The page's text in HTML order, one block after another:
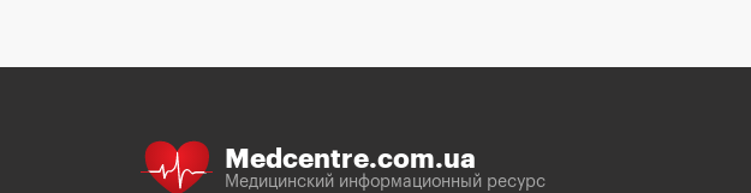
Medcentre.com.ua
Медицинский информационный ресурс